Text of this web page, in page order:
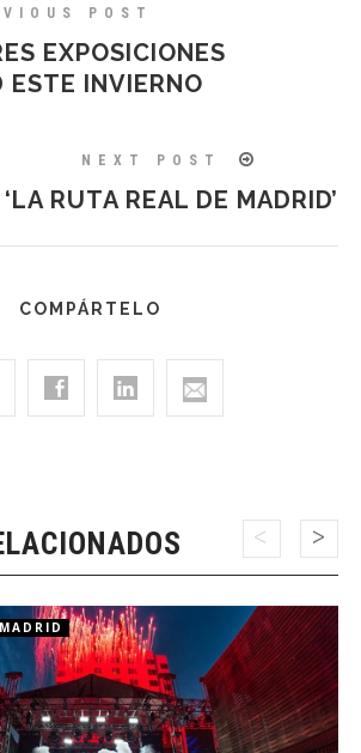
POST
EXPOSICIONES
ESTE INVIERNO
NEXT POST
‘LA RUTA REAL DE MADRID’
COMPÁRTELO